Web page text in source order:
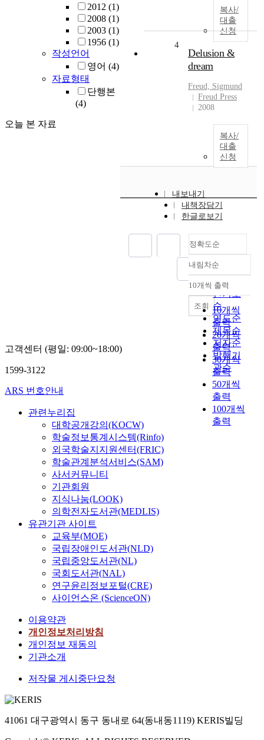
2012 (1)
2008 (1)
2003 (1)
1956 (1)
작성언어
영어 (4)
자료형태
단행본
(4)
오늘 본 자료
복사/
대출
신청
4
Delusion &
dream
Freud, Sigmund
Freud Press
2008
복사/
대출
신청
내보내기
내책장담기
한글로보기
정확도순
정확도
순
인기도
순
연도순
제목순
저자순
발행기
관순
내림차순
내림차순
10개씩 출력
10개씩
출력
20개씩
출력
30개씩
출력
50개씩
출력
100개씩
출력
조회
고객센터 (평일: 09:00~18:00)
1599-3122
ARS 번호안내
관련누리집
대학공개강의(KOCW)
학술정보통계시스템(Rinfo)
외국학술지지원센터(FRIC)
학술관계분석서비스(SAM)
사서커뮤니티
기관회원
지식나눔(LOOK)
의학전자도서관(MEDLIS)
유관기관 사이트
교육부(MOE)
국립장애인도서관(NLD)
국립중앙도서관(NL)
국회도서관(NAL)
연구윤리정보포털(CRE)
사이언스온 (ScienceON)
이용약관
개인정보처리방침
개인정보 재동의
기관소개
저작물 게시중단요청
41061 대구광역시 동구 동내로 64(동내동1119) KERIS빌딩